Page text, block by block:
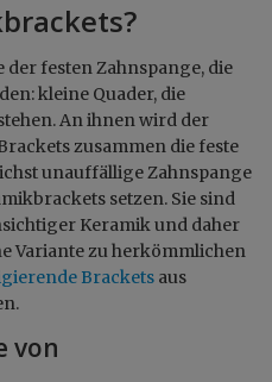
der festen Zahnspange, die
kleine Quader, die
An ihnen wird der
zusammen die feste
unauffällige Zahnspange
setzen. Sie sind
Keramik und daher
Variante zu herkömmlichen
Brackets aus
von